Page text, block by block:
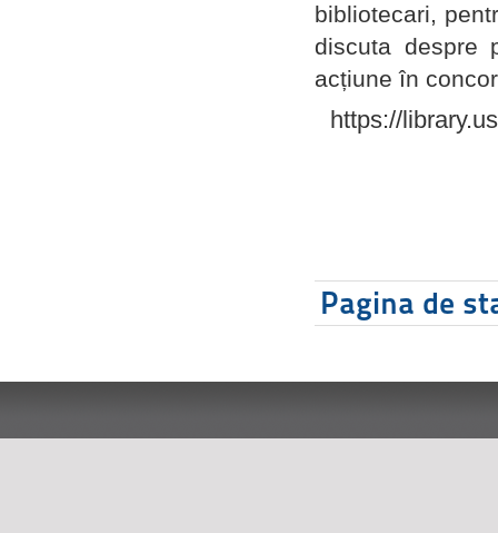
bibliotecari,
discuta despre
acțiune în
https://
Pagina de